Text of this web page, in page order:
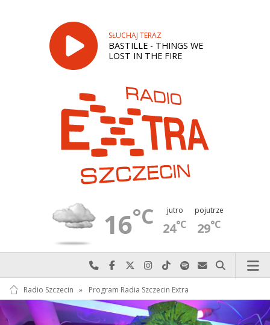
SŁUCHAJ TERAZ
BASTILLE - THINGS WE
LOST IN THE FIRE
16°C jutro
24°C
pojutrze
29°C
Najlepiej po prostu do nas zadzwoń
Odwiedź nas na Facebook-u
Odwiedź nas na X
Odwiedź nas na Instagram-ie
Odwiedź nas na TikTok-u
Szukaj nas na Spotify
Wyślij do nas
Szukaj
Radio Szczecin » Program Radia Szczecin Extra